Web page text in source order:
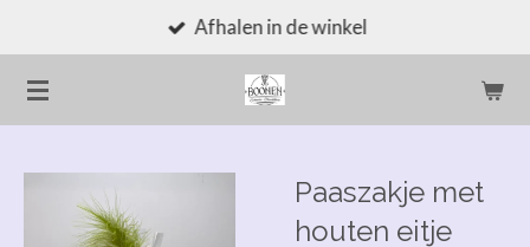
direct
naar
de
Afhalen in de winkel
Paaszakje met
houten eitje